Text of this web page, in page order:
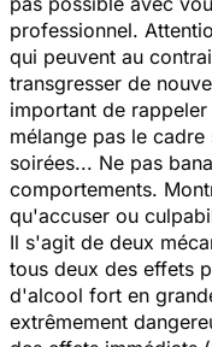
professionnel.
qui peuvent au
transgresser de
important de
mélange pas le
soirées... Ne pas
comportements.
qu'accuser ou
Il s'agit de deux
tous deux des effets
d'alcool fort en
extrêmement